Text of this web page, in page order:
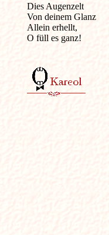
Dies Augenzelt
Von deinem Glanz
Allein erhellt,
O füll es ganz!